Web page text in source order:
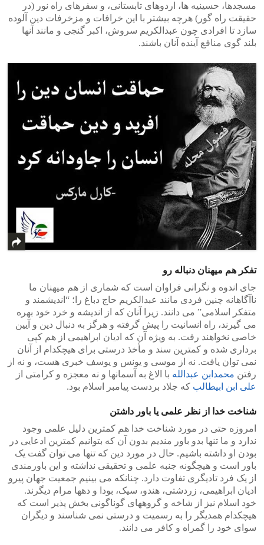
مسجدها، حسینیه ها، اردوهای تابستانی، و سفرهای راه نور (در
حقیقت راه گور) هرچه بیشتر با این خرافات و مزخرفات دین آلوده
سازد تا افرادی چون عبدالکریم سروش، اکبر گنجی و مانند آنها
بلند گوی منافع آینده آنان باشند.
تفکر هم میهنان دنباله رو
جای اندوه و نگرانی فراوان است که شماری از هم میهنان ما
ناآگاهانه چنین فردی مانند عبدالکریم حاج دباغ را؛ “اندیشمند و
متفکر اسلامی” می دانند. زیرا آنان که از اندیشه و خرد خود بهره
می گیرند، راه انسانیت را پیش گرفته و هرگز به دنبال دین و آیین
خاصی نخواهند رفت. به ویژه آن که ادیان ابراهیمی از هم کپی
برداری شده و کمترین سند و مأخذ درستی برای هیچکدام از آنان
نمی توان یافت. نه از موسی و یونس و یوسف خبری هست، و نه از
رفتن محمدابن عبدالله با الاغ به آسمانها و نه معجزه و کرامتی از
علی ابن ابیطالب که جلاد بردست پیامبر اسلام بود.
شناخت خدا از نظر علمی یا باور داشتن
امروزه حتی در مورد شناخت خدا هم کمترین دلیل علمی وجود
ندارد و ما تنها بدو باور مندیم بدون آن که بتوانیم کمترین ادعایی در
بودن او داشته باشیم. حال در مورد دین که تنها می توان گفت یک
باور است و هیچگونه جنبه علمی و تحقیقی نداشته و این باورمندی
از یک فرد تادیگری تفاوت دارد. چنانکه می بینیم جمعیت جهان پیرو
ادیان ابراهیمی، زردشتی، هندو، سیک، بودا و دهها مرام دیگرند.
خود اسلام نیز از شاخه و گروههای گوناگونی بخش پذیر است که
هیچکدام همدیگر را به رسمیت و درستی نمی شناسند و دیگران
سوای خود را گمراه و کافر می دانند.